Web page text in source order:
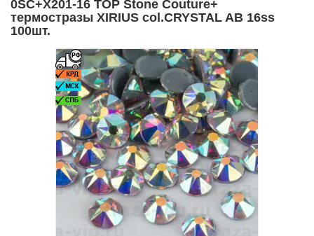
0SC+X201-16 TOP Stone Couture+
термостразы XIRIUS col.CRYSTAL AB 16ss
100шт.